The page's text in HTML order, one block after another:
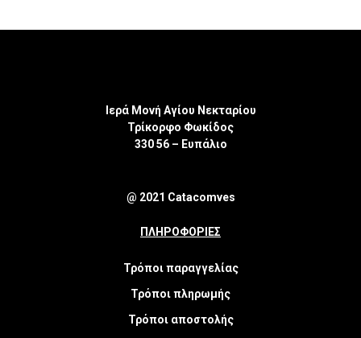
Ιερά Μονή Αγίου Νεκταρίου
Τρίκορφο Φωκίδος
330 56 – Ευπάλιο
@ 2021 Catacomves
ΠΛΗΡΟΦΟΡΙΕΣ
Τρόποι παραγγελίας
Τρόποι πληρωμής
Τρόποι αποστολής